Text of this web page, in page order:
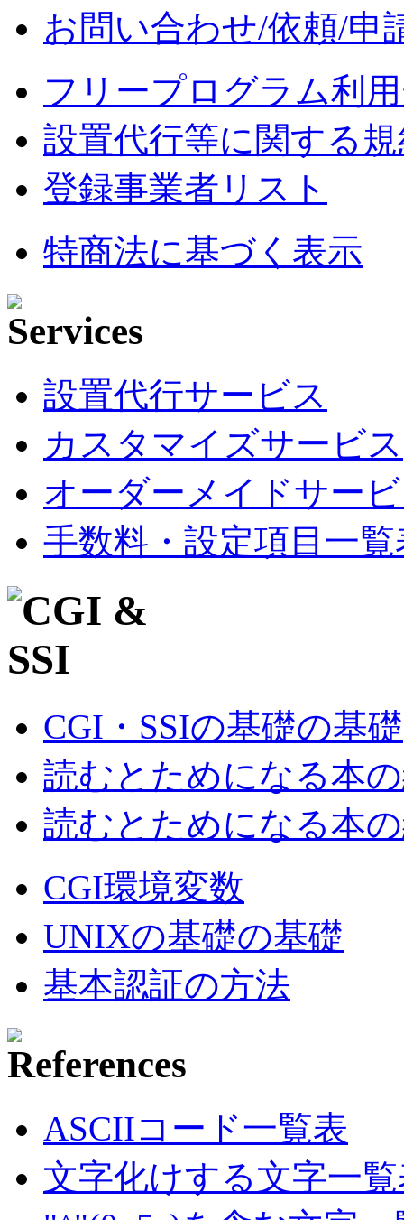
お問い合わせ/依頼/申
フリープログラム利
設置代行等に関する
登録事業者リスト
特商法に基づく表示
設置代行サービス
カスタマイズサービス
オーダーメイドサー
手数料・設定項目一覧
CGI・SSIの基礎の基礎
読むとためになる本
読むとためになる本
CGI環境変数
UNIXの基礎の基礎
基本認証の方法
ASCIIコード一覧表
文字化けする文字一